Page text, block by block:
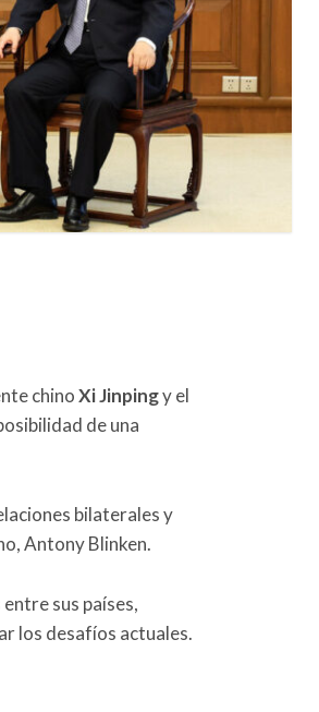
chinoXiJinpingy el
de una
bilaterales y
Antony Blinken.
sus países,
los desafíos actuales.